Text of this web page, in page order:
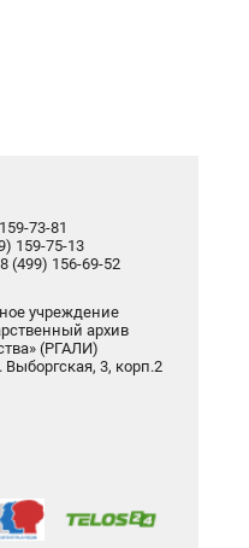
73-81
159-75-13
(499) 156-69-52
учреждение
архив
(РГАЛИ)
Выборгская, 3, корп.2